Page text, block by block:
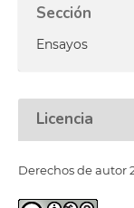
Sección
Ensayos
Licencia
Derechos de autor